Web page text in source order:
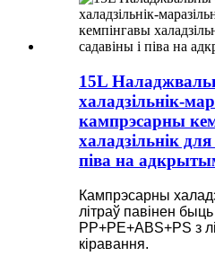
15L
халадзільнік-
кампрэсарны
халадзільнік
піва на
Кампрэсарны
літраў павінен
PP+PE+ABS+PS з
кіравання.